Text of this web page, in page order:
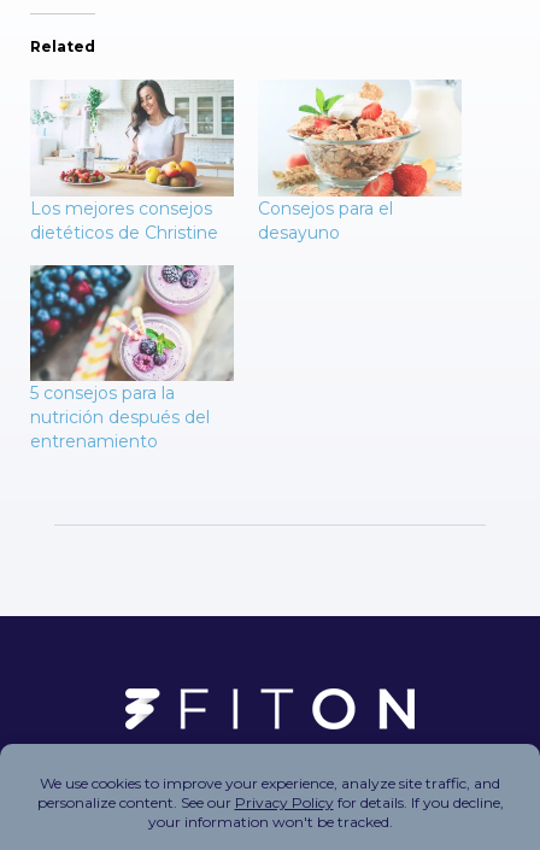
Related
Los mejores consejos
dietéticos de Christine
Consejos para el
desayuno
5 consejos para la
nutrición después del
entrenamiento